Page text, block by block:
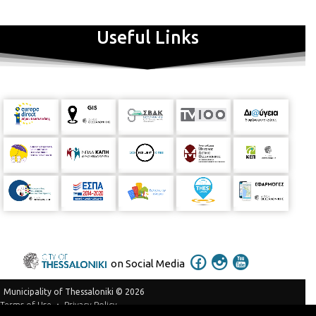
πόνος - Γ.Σ.Μπαχ :από τα ¨¨ Κατά Ματθαίον Πάθη ¨¨ Wie wohl
mein Herz in Tränen schwimmt - F.Schubert - Die junge Nonne ( η
νεαρή καλόγρια ) - Jules Massenet - Meditation από την
Schubert :Ave Maria απόσπασμα - G.Fauré : En priére ( σόλο βιολί
κ πιάνο ) - Γ.Σκλάβος :Κύριε τα κρίματα μου ξαίρω .....από την
Όπερα "Κασσιανή " - F.Schubert:Gretchens Bitte ( η παράκληση
της Γρέτχεν ) - - Δημήτρης Μητρόπουλος / Κασσιανη -
ΣΥΝΤΕΛΕΣΤΕΣ:- Μάγδα Μαυρογιάννη:Ηθοποιός/Μουσικός/
Σκηνοθέτης
- Σοφία Κυανίδου: υψίφωνος- Παναγιώτης
Τζιώτης:βιολί- Δημήτρης Γιάκας: πιάνο
Μάγδα ΜαυρογιάννηΗθοποιός – Μουσικός – Σκηνοθέτης
Μάγδα Μαυρογιάννη γεννήθηκε στην Αθήνα, σπούδασε
μουσική και θέατρο στο Εθνικό Ωδείο,Ecole Normale και
Useful Links
on Social Media
Municipality of Thessaloniki © 2026
Terms of Use
Privacy Policy